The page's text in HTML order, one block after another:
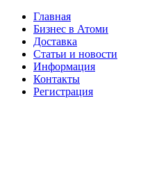
Главная
Бизнес в Атоми
Доставка
Статьи и новости
Информация
Контакты
Регистрация